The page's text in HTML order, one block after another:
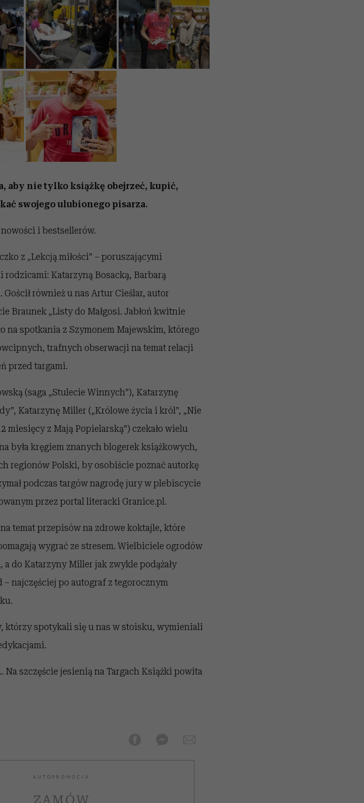
aby nie tylko książkę obejrzeć, kupić,
swojego ulubionego pisarza.
i bestsellerów.
z „Lekcją miłości” – poruszającymi
Katarzyną Bosacką, Barbarą
również u nas Artur Cieślar, autor
Braunek „Listy do Małgosi. Jabłoń kwitnie
na spotkania z Szymonem Majewskim, którego
trafnych obserwacji na temat relacji
przed targami.
(saga „Stulecie Winnych”), Katarzynę
Katarzynę Miller („Królowe życia i król”, „Nie
miesięcy z Mają Popielarską”) czekało wielu
była kręgiem znanych blogerek książkowych,
regionów Polski, by osobiście poznać autorkę
podczas targów nagrodę jury w plebiscycie
przez portal literacki Granice.pl.
temat przepisów na zdrowe koktajle, które
wygrać ze stresem. Wielbiciele ogrodów
do Katarzyny Miller jak zwykle podążały
najczęściej po autograf z tegorocznym
którzy spotykali się u nas w stoisku, wymieniali
Na szczęście jesienią na Targach Książki powita
AUTOPROMOCJA
ZAMÓW